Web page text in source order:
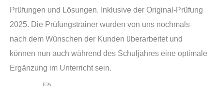
Prüfungen und Lösungen. Inklusive der Original-Prüfung
2025. Die Prüfungstrainer wurden von uns nochmals
nach dem Wünschen der Kunden überarbeitet und
können nun auch während des Schuljahres eine optimale
Ergänzung im Unterricht sein.